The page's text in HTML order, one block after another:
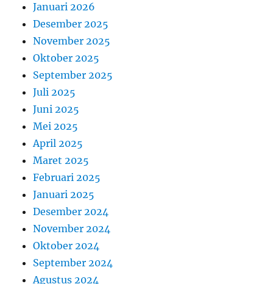
Januari 2026
Desember 2025
November 2025
Oktober 2025
September 2025
Juli 2025
Juni 2025
Mei 2025
April 2025
Maret 2025
Februari 2025
Januari 2025
Desember 2024
November 2024
Oktober 2024
September 2024
Agustus 2024